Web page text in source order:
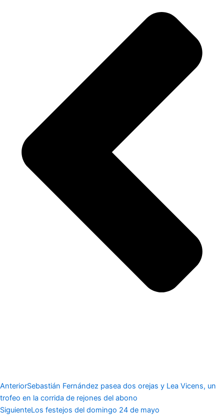
AnteriorSebastián Fernández pasea dos orejas y Lea Vicens, un
trofeo en la corrida de rejones del abono
SiguienteLos festejos del domingo 24 de mayo